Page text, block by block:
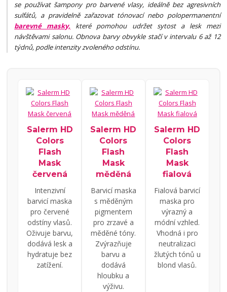
se používat šampony pro barvené vlasy, ideálně bez agresivních
sulfátů, a pravidelně zařazovat tónovací nebo polopermanentní
barevné masky, které pomohou udržet sytost a lesk mezi
návštěvami salonu. Obnova barvy obvykle stačí v intervalu 6 až 12
týdnů, podle intenzity zvoleného odstínu.
Salerm HD
Colors
Flash
Mask
červená
Intenzivní
barvicí maska
pro červené
odstíny vlasů.
Oživuje barvu,
dodává lesk a
hydratuje bez
zatížení.
Salerm HD
Colors
Flash
Mask
měděná
Barvicí maska
s měděným
pigmentem
pro zrzavé a
měděné tóny.
Zvýrazňuje
barvu a
dodává
hloubku a
výživu.
Salerm HD
Colors
Flash
Mask
fialová
Fialová barvicí
maska pro
výrazný a
módní vzhled.
Vhodná i pro
neutralizaci
žlutých tónů u
blond vlasů.